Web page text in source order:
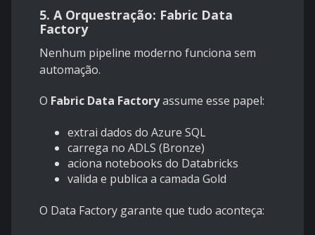
5. A Orquestração: Fabric Data
Factory
Nenhum pipeline moderno funciona sem
automação.
O Fabric Data Factoryassume esse papel:
extrai dados do Azure SQL
carrega no ADLS (Bronze)
aciona notebooks do Databricks
valida e publica a camada Gold
O Data Factory garante que tudo aconteça: